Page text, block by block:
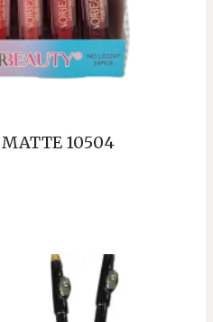
10504